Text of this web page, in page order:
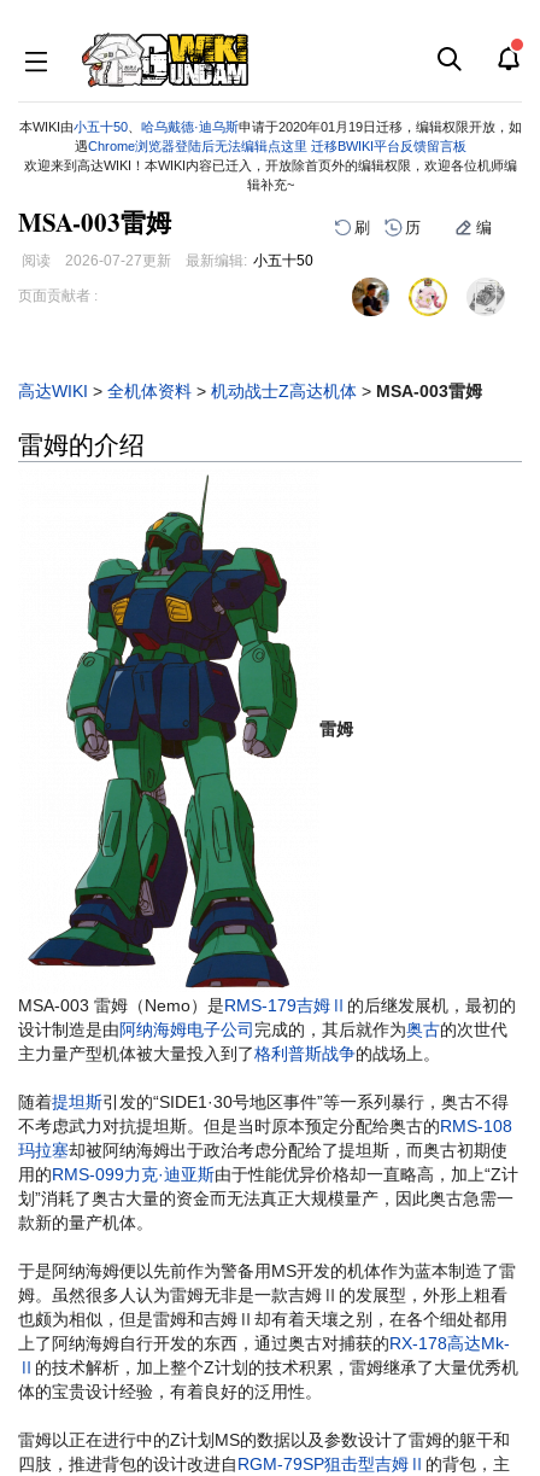
本WIKI由小五十50、 哈乌戴德·迪乌斯申请于2020年01月19日迁移，编辑权限开放，如
遇Chrome浏览器登陆后无法编辑点这里 迁移BWIKI平台反馈留言板
欢迎来到高达WIKI！本WIKI内容已迁入，开放除首页外的编辑权限，欢迎各位机师编
辑补充~
MSA-003雷姆 刷 历 编
阅读 2026-07-27更新 最新编辑: 小五十50
跳
跳
页面贡献者 :
高达WIKI > 全机体资料 > 机动战士Z高达机体 > MSA-003雷姆
雷姆的介绍
雷姆
MSA-003 雷姆（Nemo）是RMS-179吉姆Ⅱ 的后继发展机，最初的
设计制造是由阿纳海姆电子公司 完成的，其后就作为奥古的次世代
主力量产型机体被大量投入到了格利普斯战争的战场上。
随着提坦斯引发的“SIDE1·30号地区事件”等一系列暴行，奥古不得
不考虑武力对抗提坦斯。但是当时原本预定分配给奥古的RMS-108
玛拉塞却被阿纳海姆出于政治考虑分配给了提坦斯，而奥古初期使
用的RMS-099力克·迪亚斯由于性能优异价格却一直略高，加上“Z计
划”消耗了奥古大量的资金而无法真正大规模量产，因此奥古急需一
款新的量产机体。
于是阿纳海姆便以先前作为警备用MS开发的机体作为蓝本制造了雷
姆。虽然很多人认为雷姆无非是一款吉姆Ⅱ的发展型，外形上粗看
也颇为相似，但是雷姆和吉姆Ⅱ却有着天壤之别，在各个细处都用
上了阿纳海姆自行开发的东西，通过奥古对捕获的RX-178高达Mk-
Ⅱ 的技术解析，加上整个Z计划的技术积累，雷姆继承了大量优秀机
体的宝贵设计经验，有着良好的泛用性。
雷姆以正在进行中的Z计划MS的数据以及参数设计了雷姆的躯干和
四肢，推进背包的设计改进自RGM-79SP狙击型吉姆Ⅱ 的背包，主